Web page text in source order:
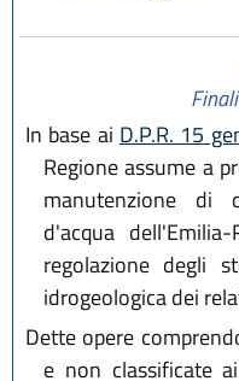
In base ai D.P.R. 15
Regione assume a
manutenzione di
d'acqua
regolazione degli
idrogeologica dei
Dette opere
e non classificate